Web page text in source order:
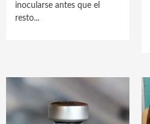
inocularse antes que el
resto...